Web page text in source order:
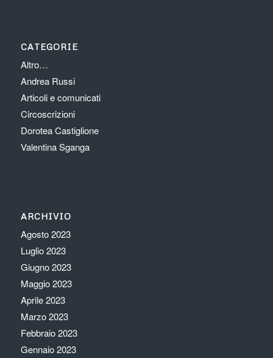
CATEGORIE
Altro…
Andrea Russi
Articoli e comunicati
Circoscrizioni
Dorotea Castiglione
Valentina Sganga
ARCHIVIO
Agosto 2023
Luglio 2023
Giugno 2023
Maggio 2023
Aprile 2023
Marzo 2023
Febbraio 2023
Gennaio 2023